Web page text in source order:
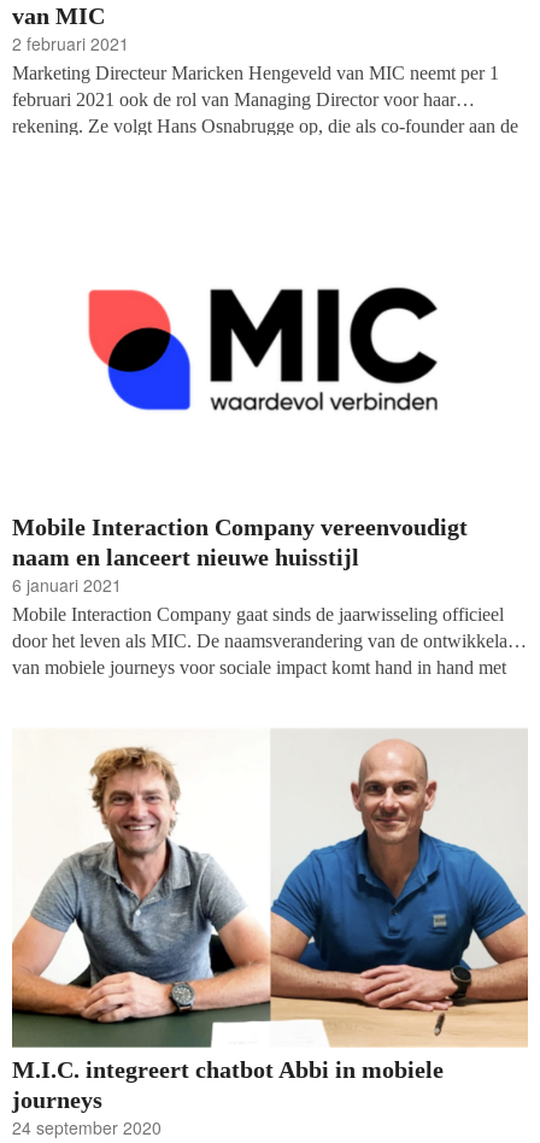
van MIC
2 februari 2021
Marketing Directeur Maricken Hengeveld van MIC neemt per 1
februari 2021 ook de rol van Managing Director voor haar
rekening. Ze volgt Hans Osnabrugge op, die als co-founder aan de
Mobile Interaction Company vereenvoudigt
naam en lanceert nieuwe huisstijl
6 januari 2021
Mobile Interaction Company gaat sinds de jaarwisseling officieel
door het leven als MIC. De naamsverandering van de ontwikkelaar
van mobiele journeys voor sociale impact komt hand in hand met
M.I.C. integreert chatbot Abbi in mobiele
journeys
24 september 2020